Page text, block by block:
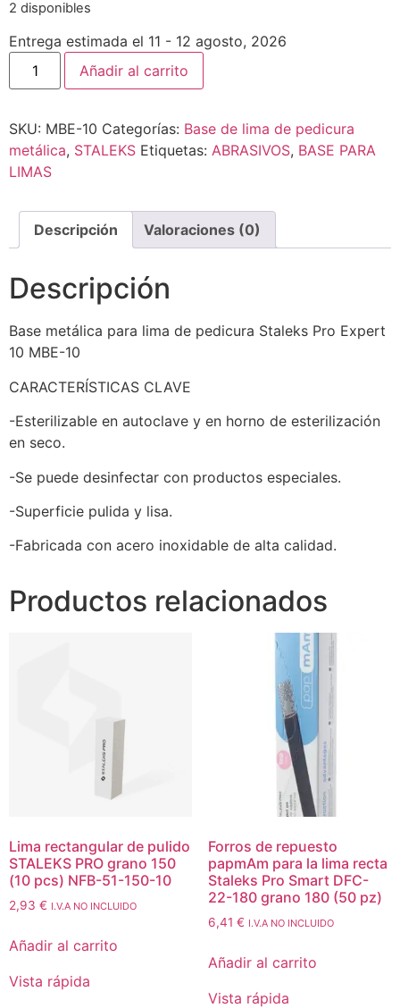
2 disponibles
Entrega estimada el 11 - 12 agosto, 2026
Añadir al carrito
SKU: MBE-10 Categorías: Base de lima de pedicura
metálica, STALEKS Etiquetas: ABRASIVOS, BASE PARA
LIMAS
Descripción Valoraciones (0)
Descripción
Base metálica para lima de pedicura Staleks Pro Expert
10 MBE-10
CARACTERÍSTICAS CLAVE
-Esterilizable en autoclave y en horno de esterilización
en seco.
-Se puede desinfectar con productos especiales.
-Superficie pulida y lisa.
-Fabricada con acero inoxidable de alta calidad.
Productos relacionados
Lima rectangular de pulido
STALEKS PRO grano 150
(10 pcs) NFB-51-150-10
2,93 € I.V.A NO INCLUIDO
Añadir al carrito
Vista rápida
Forros de repuesto
papmAm para la lima recta
Staleks Pro Smart DFC-
22-180 grano 180 (50 pz)
6,41 € I.V.A NO INCLUIDO
Añadir al carrito
Vista rápida